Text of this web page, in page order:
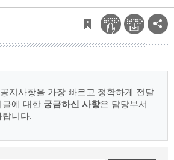
뉴
보
기
지사항을 가장 빠르고 정확하게 전달
글에 대한 궁금하신 사항은 담당부서
랍니다.